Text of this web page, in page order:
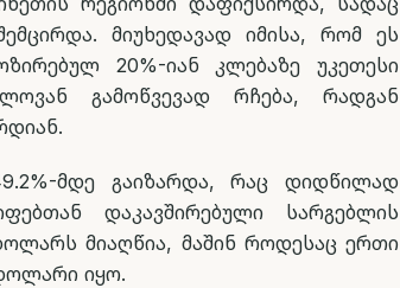
მიუხედავად იმისა, რომ ეს
20%-იან კლებაზე უკეთესი
გამოწვევად რჩება, რადგან
მდე გაიზარდა, რაც დიდწილად
დაკავშირებული სარგებლის
მიაღწია, მაშინ როდესაც ერთი
იყო.